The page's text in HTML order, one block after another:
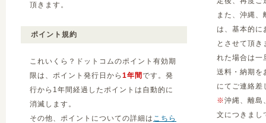
頂きます。
ポイント規約
これいくら？ドットコムのポイント有効期
限は、ポイント発行日から 1年間です。発
行から1年間経過したポイントは自動的に
消滅します。
その他、ポイントについての詳細は こちら
また、沖縄
は、基本的に
とさせて頂
れた場合は一
送料・納期を
にてご連絡差
※沖縄、離島
文につきまし